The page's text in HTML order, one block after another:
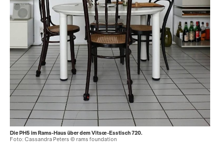
Die PH5 im Rams-Haus über dem Vitsœ-Esstisch 720.
Foto: Cassandra Peters © rams foundation